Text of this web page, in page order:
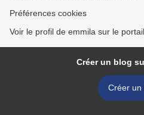
Préférences cookies
Voir le profil de emmila sur le
Créer un blog
Créer un